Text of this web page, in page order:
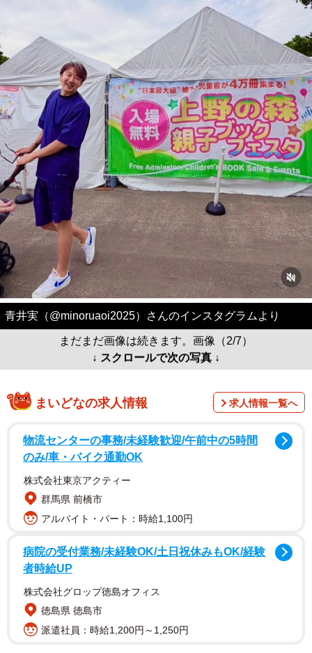
青井実（@minoruaoi2025）さんのインスタグラムより
まだまだ画像は続きます。画像（2/7）
↓ スクロールで次の写真 ↓
まいどなの求人情報 求人情報一覧へ
物流センターの事務/未経験歓迎/午前中の5時間
のみ/車・バイク通勤OK
株式会社東京アクティー
群馬県 前橋市
アルバイト・パート：時給1,100円
病院の受付業務/未経験OK/土日祝休みもOK/経験
者時給UP
株式会社グロップ徳島オフィス
徳島県 徳島市
派遣社員：時給1,200円～1,250円